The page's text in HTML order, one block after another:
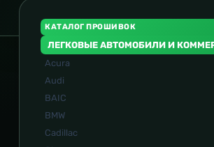
КАТАЛОГ ПРОШИВОК
ЛЕГКОВЫЕ АВТОМОБИЛИ И
Acura
Audi
BAIC
BMW
Cadillac